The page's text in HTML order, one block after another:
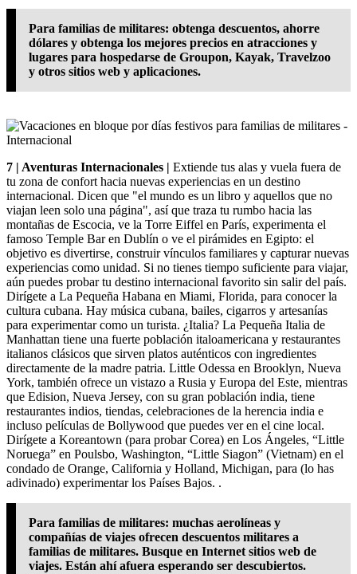
Para familias de militares: obtenga descuentos, ahorre
dólares y obtenga los mejores precios en atracciones y
lugares para hospedarse de Groupon, Kayak, Travelzoo
y otros sitios web y aplicaciones.
7 | Aventuras Internacionales | Extiende tus alas y vuela fuera de
tu zona de confort hacia nuevas experiencias en un destino
internacional. Dicen que "el mundo es un libro y aquellos que no
viajan leen solo una página", así que traza tu rumbo hacia las
montañas de Escocia, ve la Torre Eiffel en París, experimenta el
famoso Temple Bar en Dublín o ve el pirámides en Egipto: el
objetivo es divertirse, construir vínculos familiares y capturar nuevas
experiencias como unidad. Si no tienes tiempo suficiente para viajar,
aún puedes probar tu destino internacional favorito sin salir del país.
Dirígete a La Pequeña Habana en Miami, Florida, para conocer la
cultura cubana. Hay música cubana, bailes, cigarros y artesanías
para experimentar como un turista. ¿Italia? La Pequeña Italia de
Manhattan tiene una fuerte población italoamericana y restaurantes
italianos clásicos que sirven platos auténticos con ingredientes
directamente de la madre patria. Little Odessa en Brooklyn, Nueva
York, también ofrece un vistazo a Rusia y Europa del Este, mientras
que Edision, Nueva Jersey, con su gran población india, tiene
restaurantes indios, tiendas, celebraciones de la herencia india e
incluso películas de Bollywood que puedes ver en el cine local.
Dirígete a Koreantown (para probar Corea) en Los Ángeles, “Little
Noruega” en Poulsbo, Washington, “Little Siagon” (Vietnam) en el
condado de Orange, California y Holland, Michigan, para (lo has
adivinado) experimentar los Países Bajos. .
Para familias de militares: muchas aerolíneas y
compañías de viajes ofrecen descuentos militares a
familias de militares. Busque en Internet sitios web de
viajes. Están ahí afuera esperando ser descubiertos.